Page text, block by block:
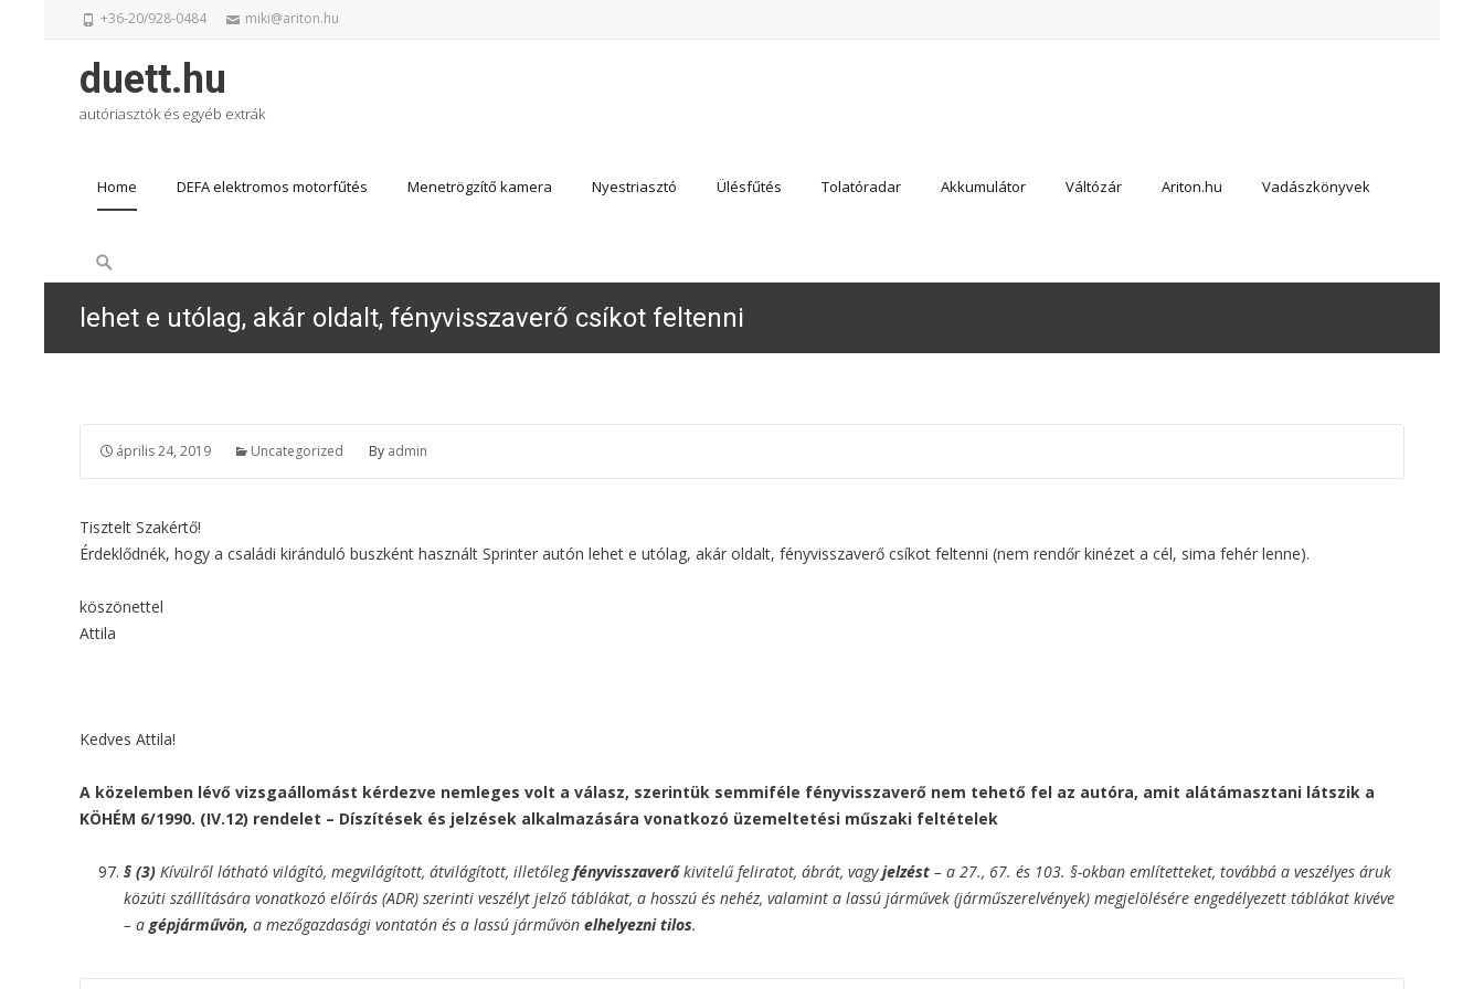
+36-20/928-0484 miki@ariton.hu
duett.hu
autóriasztók és egyéb extrák
Home DEFA elektromos motorfűtés Menetrögzítő kamera Nyestriasztó Ülésfűtés Tolatóradar Akkumulátor Váltózár Ariton.hu Vadászkönyvek
Search
for:
lehet e utólag, akár oldalt, fényvisszaverő csíkot feltenni
április 24, 2019 Uncategorized By admin
Tisztelt Szakértő!
Érdeklődnék, hogy a családi kiránduló buszként használt Sprinter autón lehet e utólag, akár oldalt, fényvisszaverő csíkot feltenni (nem rendőr kinézet a cél, sima fehér lenne).
köszönettel
Attila
Kedves Attila!
A közelemben lévő vizsgaállomást kérdezve nemleges volt a válasz, szerintük semmiféle fényvisszaverő nem tehető fel az autóra, amit alátámasztani látszik a
KÖHÉM 6/1990. (IV.12) rendelet – Díszítések és jelzések alkalmazására vonatkozó üzemeltetési műszaki feltételek
§ (3) Kívülről látható világító, megvilágított, átvilágított, illetőlegfényvisszaverőkivitelű feliratot, ábrát, vagyjelzést – a 27., 67. és 103. §-okban említetteket, továbbá a veszélyes áruk
közúti szállítására vonatkozó előírás (ADR) szerinti veszélyt jelző táblákat, a hosszú és nehéz, valamint a lassú járművek (járműszerelvények) megjelölésére engedélyezett táblákat kivéve
– agépjárművön, a mezőgazdasági vontatón és a lassú járművön elhelyezni tilos.